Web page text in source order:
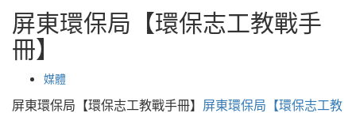
屏東環保局【環保志工教戰手
冊】
媒體
屏東環保局【環保志工教戰手冊】 屏東環保局【環保志工教